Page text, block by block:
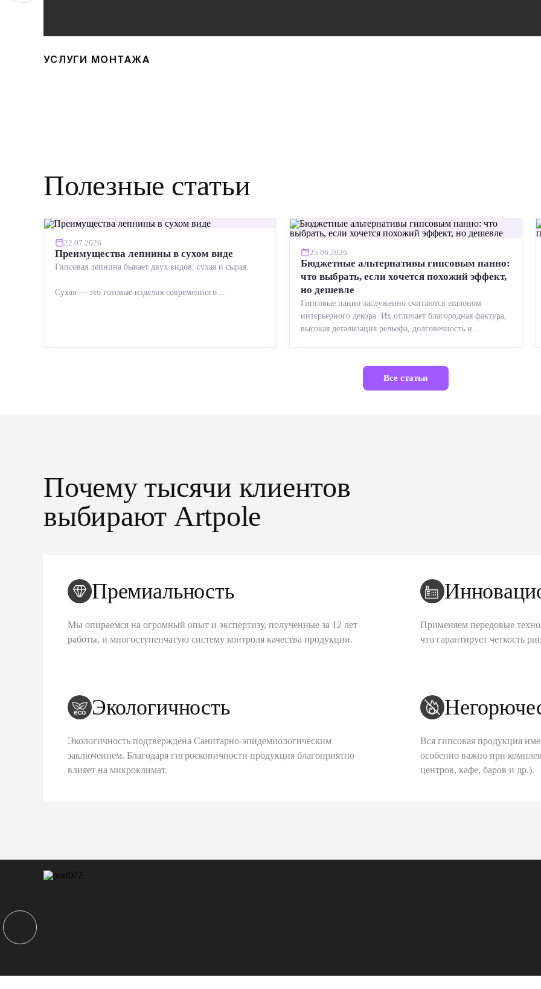
УСЛУГИ МОНТАЖА
Полезные статьи
22.07.2026
Преимущества лепнины в сухом виде
Гипсовая лепнина бывает двух видов: сухая и сырая.
Сухая — это готовые изделия современного
25.06.2026
Бюджетные альтернативы гипсовым панно:
что выбрать, если хочется похожий эффект,
но дешевле
Гипсовые панно заслуженно считаются эталоном
интерьерного декора. Их отличает благородная фактура,
высокая детализация рельефа, долговечность и
Все статьи
Почему тысячи клиентов
выбирают Artpole
Премиальность
Мы опираемся на огромный опыт и экспертизу, полученные за 12 лет
работы, и многоступенчатую систему контроля качества продукции.
Применяем передовые
что гарантирует четкость
Экологичность
Экологичность подтверждена Санитарно-эпидемиологическим
заключением. Благодаря гигроскопичности продукция благоприятно
влияет на микроклимат.
Вся гипсовая продукция
особенно важно при
центров, кафе, баров и др.).